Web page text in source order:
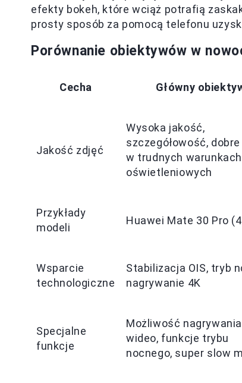
efekty bokeh, które wciąż potrafią
prosty sposób za pomocą telefonu
Porównanie obiektywów w
Cecha Główny
Jakość zdjęć
Wysoka jakość,
szczegółowość,
w trudnych warunkach
oświetleniowych
Przykłady
modeli
Huawei Mate 30 Pro
Wsparcie
technologiczne
Stabilizacja OIS, tryb
nagrywanie 4K
Specjalne
funkcje
Możliwość nagrywania
wideo, funkcje trybu
nocnego, super slow